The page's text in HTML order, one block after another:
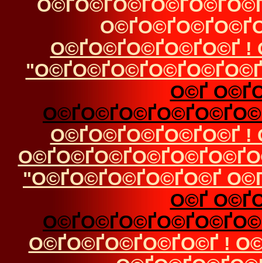
О©ҐО©ҐО©ҐО©ҐО©Ґ !
О©Ґ
О©ҐО©ҐО©ҐО©ҐО©Ґ !
"О©ҐО©ҐО©ҐО©ҐО©Ґ
О©Ґ
О©ҐО©ҐО©ҐО©ҐО©Ґ !